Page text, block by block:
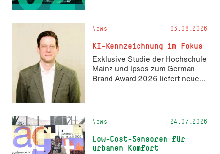
und 14. November 2026 den
Hackathon hack4GDI_DE an der
Hochschule Mainz aus. Die
Anmeldung ist geöffnet und bis
zum 2. Oktober 2026 möglich.
News 03.08.2026
KI-Kennzeichnung im Fokus
Exklusive Studie der Hochschule
Mainz und Ipsos zum German
Brand Award 2026 liefert neue
News 24.07.2026
Low-Cost-Sensoren für
urbanen Komfort